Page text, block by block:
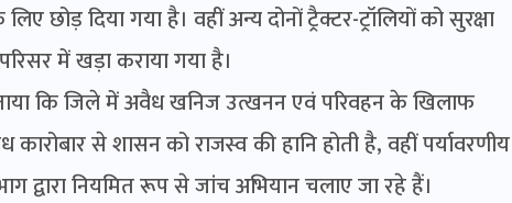
दिया गया है। वहीं अन्य दोनों ट्रैक्टर-ट्रॉलियों को सुरक्षा
में खड़ा कराया गया है।
कि जिले में अवैध खनिज उत्खनन एवं परिवहन के खिलाफ
से शासन को राजस्व की हानि होती है, वहीं पर्यावरणीय
द्वारा नियमित रूप से जांच अभियान चलाए जा रहे हैं।